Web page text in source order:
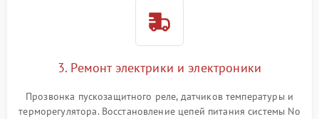
3. Ремонт электрики и электроники
Прозвонка пускозащитного реле, датчиков температуры и
терморегулятора. Восстановление цепей питания системы No